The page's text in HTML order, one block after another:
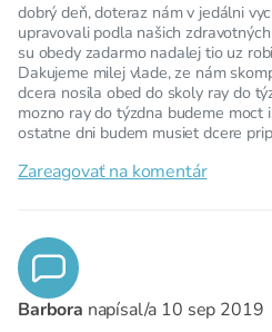
dobrý deň, doteraz nám v jedálni
upravovali podla našich
su obedy zadarmo nadalej tio uz
Dakujeme milej vlade, ze nám
dcera nosila obed do skoly ray do
mozno ray do týzdna budeme moct
ostatne dni budem musiet dcere
Zareagovať na komentár
Barbora napísal/a 10 sep 2019